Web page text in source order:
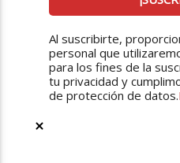
Al suscribirte,
personal que
para los fines de la
tu privacidad y
de protección de datos.